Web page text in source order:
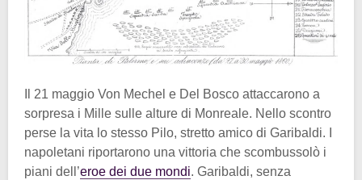
Il 21 maggio Von Mechel e Del Bosco attaccarono a
sorpresa i Mille sulle alture di Monreale. Nello scontro
perse la vita lo stesso Pilo, stretto amico di Garibaldi. I
napoletani riportarono una vittoria che scombussolò i
piani dell’eroe dei due mondi. Garibaldi, senza